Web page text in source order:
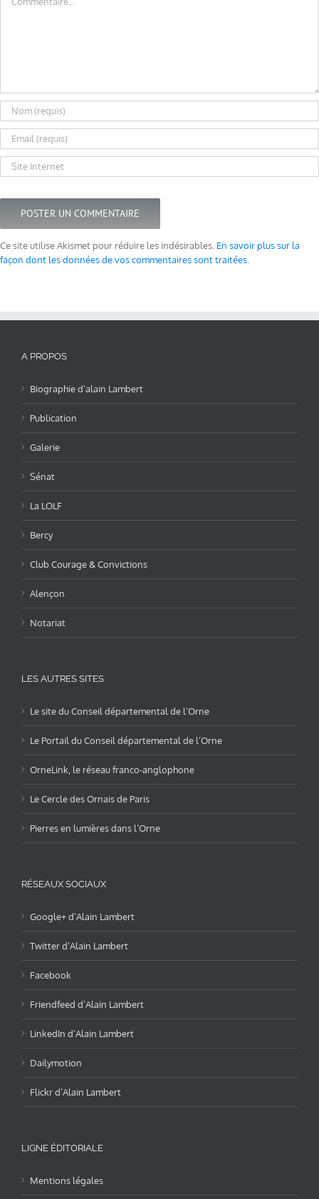
Ce site utilise Akismet pour réduire les indésirables. En savoir plus sur la
façon dont les données de vos commentaires sont traitées
A PROPOS
Biographie d’alain Lambert
Publication
Galerie
Sénat
La LOLF
Bercy
Club Courage & Convictions
Alençon
Notariat
LES AUTRES SITES
Le site du Conseil départemental de l’Orne
Le Portail du Conseil départemental de l’Orne
OrneLink, le réseau franco-anglophone
Le Cercle des Ornais de Paris
Pierres en lumières dans l’Orne
RÉSEAUX SOCIAUX
Google+ d’Alain Lambert
Twitter d’Alain Lambert
Facebook
Friendfeed d’Alain Lambert
LinkedIn d’Alain Lambert
Dailymotion
Flickr d’Alain Lambert
LIGNE ÉDITORIALE
Mentions légales